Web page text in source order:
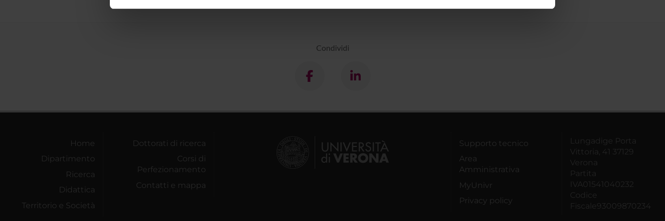
Condividi
Home
Dipartimento
Ricerca
Didattica
Territorio e Società
Dottorati di ricerca
Corsi di
Perfezionamento
Contatti e mappa
Supporto tecnico
Area
Amministrativa
MyUnivr
Privacy policy
Lungadige Porta
Vittoria, 41 37129
Verona
Partita
IVA01541040232
Codice
Fiscale93009870234